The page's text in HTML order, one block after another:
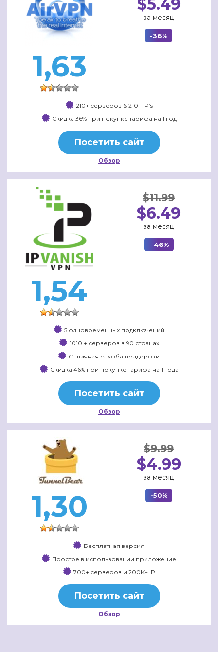
1,63
$5.49
за месяц
-36%
210+ серверов & 210+ IP’s
Скидка 36% при покупке тарифа на 1 год
Посетить сайт
Обзор
1,54
$11.99
$6.49
за месяц
- 46%
5 одновременных подключений
1010 + серверов в 90 странах
Отличная служба поддержки
Скидка 46% при покупке тарифа на 1 года
Посетить сайт
Обзор
1,30
$9.99
$4.99
за месяц
-50%
Бесплатная версия
Простое в использовании приложение
700+ серверов и 200K+ IP
Посетить сайт
Обзор